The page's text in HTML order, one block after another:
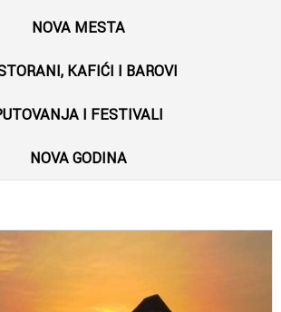
NOVA MESTA
KAFIĆI I BAROVI
I FESTIVALI
NOVA GODINA